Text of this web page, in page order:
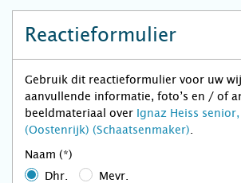
Reactieformulier
Gebruik dit reactieformulier voor uw
aanvullende informatie, foto’s en / of
beeldmateriaal over Ignaz Heiss senior,
(Oostenrijk) (Schaatsenmaker)
Naam (*)
Dhr.
Mevr.